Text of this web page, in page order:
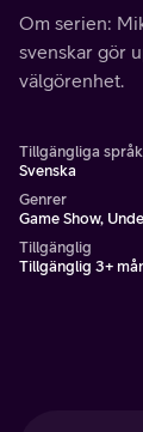
vinsten.
Om serien:
svenskar gör
välgörenhet.
Tillgängliga språk
Svenska
Genrer
Game Show,
Tillgänglig
Tillgänglig 3+